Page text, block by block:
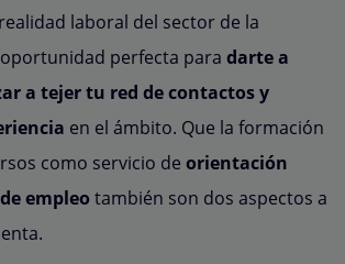
laboral del sector de la
perfecta para darte a
a tejer tu red de contactos y
en el ámbito. Que la formación
como servicio de orientación
empleo también son dos aspectos a